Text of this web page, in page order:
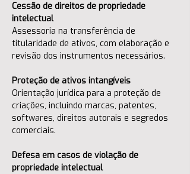
Cessão de direitos de propriedade
intelectual
Assessoria na transferência de
titularidade de ativos, com elaboração e
revisão dos instrumentos necessários.
Proteção de ativos intangíveis
Orientação jurídica para a proteção de
criações, incluindo marcas, patentes,
softwares, direitos autorais e segredos
comerciais.
Defesa em casos de violação de
propriedade intelectual